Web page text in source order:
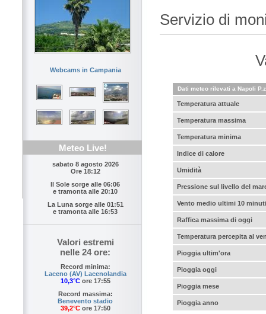
Webcams in Campania
Meteo Live!
sabato 8 agosto 2026
Ore 18:12
Il Sole sorge alle 06:06
e tramonta alle 20:10
La Luna sorge alle 01:51
e tramonta alle 16:53
Valori estremi
nelle 24 ore:
Record minima:
Laceno (AV) Lacenolandia
10,3°Core 17:55
Record massima:
Benevento stadio
39,2°Core 17:50
Servizio di
Dati meteo rilevati a Napoli
Temperatura attuale
Temperatura massima
Temperatura minima
Indice di calore
Umidità
Pressione sul livello del
Vento medio ultimi 10 minuti
Raffica massima di oggi
Temperatura percepita al
Pioggia ultim'ora
Pioggia oggi
Pioggia mese
Pioggia anno